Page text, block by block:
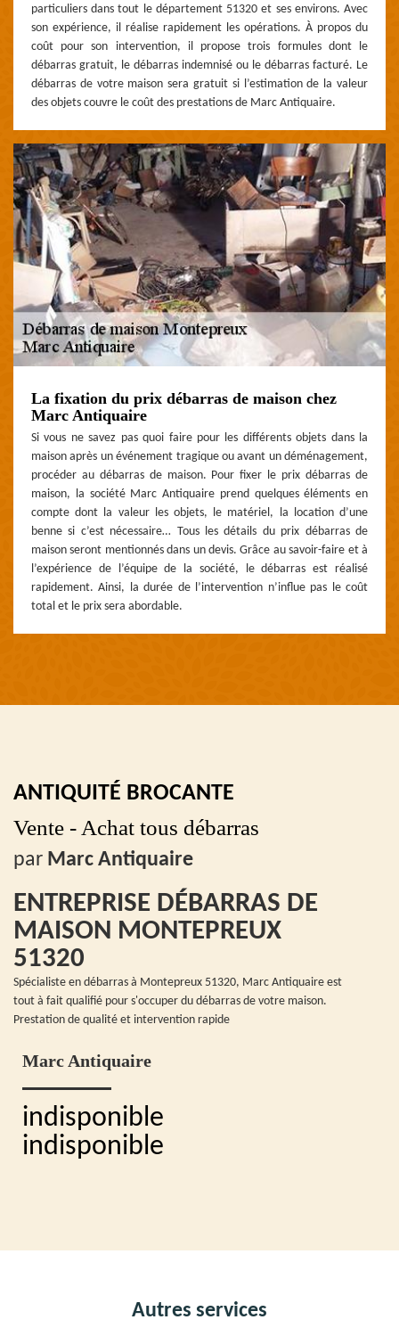
particuliers dans tout le département 51320 et ses environs. Avec
son expérience, il réalise rapidement les opérations. À propos du
coût pour son intervention, il propose trois formules dont le
débarras gratuit, le débarras indemnisé ou le débarras facturé. Le
débarras de votre maison sera gratuit si l’estimation de la valeur
des objets couvre le coût des prestations de Marc Antiquaire.
La fixation du prix débarras de maison chez
Marc Antiquaire
Si vous ne savez pas quoi faire pour les différents objets dans la
maison après un événement tragique ou avant un déménagement,
procéder au débarras de maison. Pour fixer le prix débarras de
maison, la société Marc Antiquaire prend quelques éléments en
compte dont la valeur les objets, le matériel, la location d’une
benne si c’est nécessaire… Tous les détails du prix débarras de
maison seront mentionnés dans un devis. Grâce au savoir-faire et à
l’expérience de l’équipe de la société, le débarras est réalisé
rapidement. Ainsi, la durée de l’intervention n’influe pas le coût
total et le prix sera abordable.
ANTIQUITÉ BROCANTE
Vente - Achat tous débarras
par Marc Antiquaire
ENTREPRISE DÉBARRAS DE
MAISON MONTEPREUX
51320
Spécialiste en débarras à Montepreux 51320, Marc Antiquaire est
tout à fait qualifié pour s'occuper du débarras de votre maison.
Prestation de qualité et intervention rapide
Marc Antiquaire
indisponible
indisponible
Autres services